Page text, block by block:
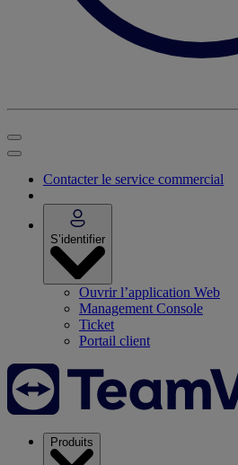
Contacter le service commercial
S’identifier
Ouvrir l’application Web
Management Console
Ticket
Portail client
Produits